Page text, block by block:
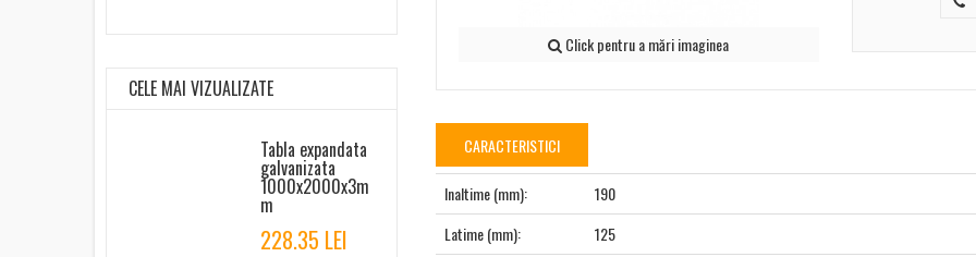
Click pentru a mări imaginea
CARACTERISTICI
Inaltime (mm):
190
Latime (mm):
125
CELE MAI VIZUALIZATE
Tabla expandata
galvanizata
1000x2000x3m
m
228.35 LEI